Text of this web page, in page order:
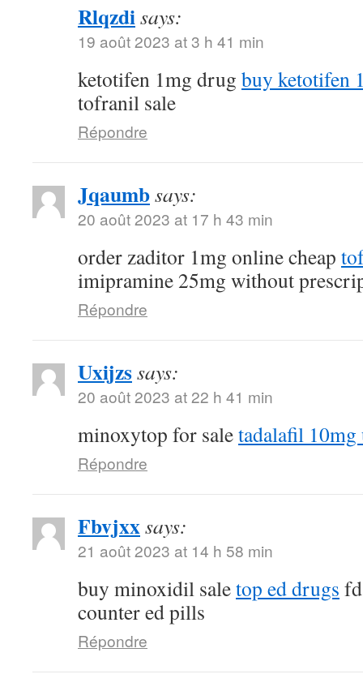
Rlqzdisays:
19 août 2023 at 3 h 41 min
ketotifen 1mg drug buy ketotifen
tofranil sale
Répondre
Jqaumbsays:
20 août 2023 at 17 h 43 min
order zaditor 1mg online cheap
imipramine 25mg without
Répondre
Uxijzssays:
20 août 2023 at 22 h 41 min
minoxytop for saletadalafil 10mg
Répondre
Fbvjxxsays:
21 août 2023 at 14 h 58 min
buy minoxidil saletop ed drugs
counter ed pills
Répondre